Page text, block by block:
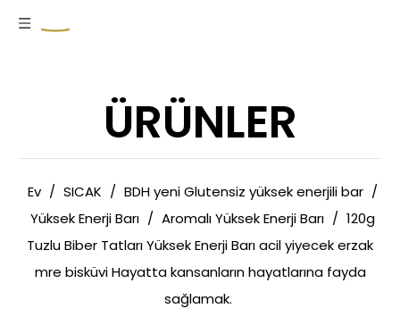
ÜRÜNLER
Ev / SICAK / BDH yeni Glutensiz yüksek enerjili bar /
Yüksek Enerji Barı / Aromalı Yüksek Enerji Barı / 120g
Tuzlu Biber Tatları Yüksek Enerji Barı acil yiyecek erzak
mre bisküvi Hayatta kansanların hayatlarına fayda
sağlamak.